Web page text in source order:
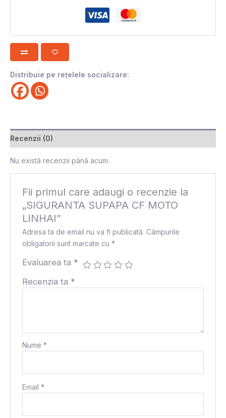
Distribuie pe rețelele socializare:
Recenzii (0)
Nu există recenzii până acum.
Fii primul care adaugi o recenzie la
„SIGURANTA SUPAPA CF MOTO
LINHAI”
Adresa ta de email nu va fi publicată. Câmpurile
obligatorii sunt marcate cu*
Evaluarea ta *
Recenzia ta *
Nume*
Email*